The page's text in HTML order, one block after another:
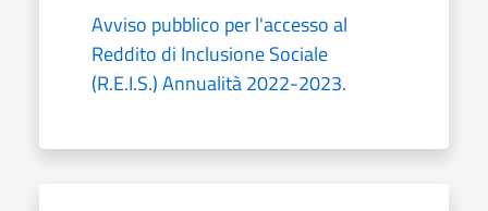
Avviso pubblico per l'accesso al
Reddito di Inclusione Sociale
(R.E.I.S.) Annualità 2022-2023.